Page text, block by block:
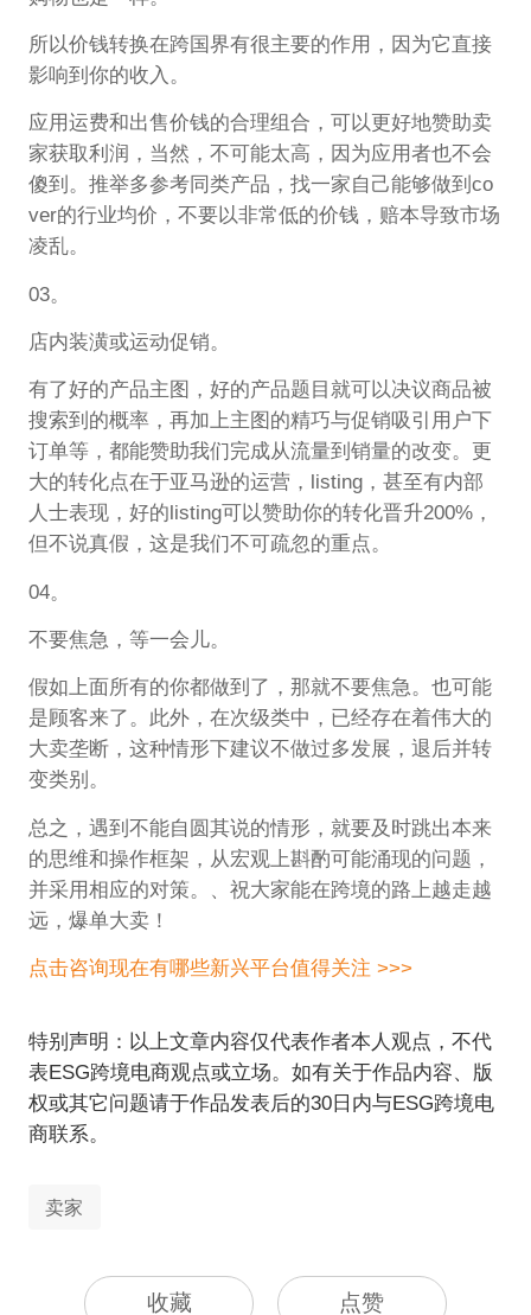
所以价钱转换在跨国界有很主要的作用，因为它直接
影响到你的收入。
应用运费和出售价钱的合理组合，可以更好地赞助卖
家获取利润，当然，不可能太高，因为应用者也不会
傻到。推举多参考同类产品，找一家自己能够做到co
ver的行业均价，不要以非常低的价钱，赔本导致市场
凌乱。
03。
店内装潢或运动促销。
有了好的产品主图，好的产品题目就可以决议商品被
搜索到的概率，再加上主图的精巧与促销吸引用户下
订单等，都能赞助我们完成从流量到销量的改变。更
大的转化点在于亚马逊的运营，listing，甚至有内部
人士表现，好的listing可以赞助你的转化晋升200%，
但不说真假，这是我们不可疏忽的重点。
04。
不要焦急，等一会儿。
假如上面所有的你都做到了，那就不要焦急。也可能
是顾客来了。此外，在次级类中，已经存在着伟大的
大卖垄断，这种情形下建议不做过多发展，退后并转
变类别。
总之，遇到不能自圆其说的情形，就要及时跳出本来
的思维和操作框架，从宏观上斟酌可能涌现的问题，
并采用相应的对策。、祝大家能在跨境的路上越走越
远，爆单大卖！
点击咨询现在有哪些新兴平台值得关注 >>>
特别声明：以上文章内容仅代表作者本人观点，不代
表ESG跨境电商观点或立场。如有关于作品内容、版
权或其它问题请于作品发表后的30日内与ESG跨境电
商联系。
卖家
收藏 点赞